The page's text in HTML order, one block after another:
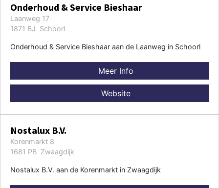
Onderhoud & Service Bieshaar
Laanweg 17
1871 BJ Schoorl
Onderhoud & Service Bieshaar aan de Laanweg in Schoorl
Meer Info
Website
Nostalux B.V.
Korenmarkt 8
1681 PB Zwaagdijk
Nostalux B.V. aan de Korenmarkt in Zwaagdijk